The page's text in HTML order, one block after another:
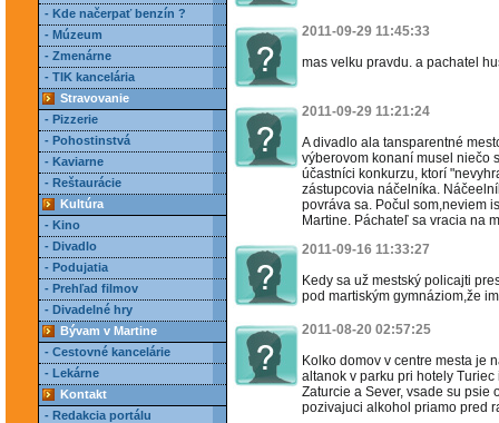
- Kde načerpať benzín ?
- Múzeum
- Zmenárne
- TIK kancelária
Stravovanie
- Pizzerie
- Pohostinstvá
- Kaviarne
- Reštaurácie
Kultúra
- Kino
- Divadlo
- Podujatia
- Prehľad filmov
- Divadelné hry
Bývam v Martine
- Cestovné kancelárie
- Lekárne
Kontakt
- Redakcia portálu
2011-09-29 11:45:33
mas velku pravdu. a pachatel
2011-09-29 11:21:24
A divadlo ala tansparentné
výberovom konaní musel niečo
účastníci konkurzu, ktorí
zástupcovia náčelníka.
povráva sa. Počul som,neviem
Martine. Páchateľ sa vracia na
2011-09-16 11:33:27
Kedy sa už mestský policajti
pod martiským gymnáziom,že
2011-08-20 02:57:25
Kolko domov v centre mesta je
altanok v parku pri hotely
Zaturcie a Sever, vsade su psie
pozivajuci alkohol priamo pred